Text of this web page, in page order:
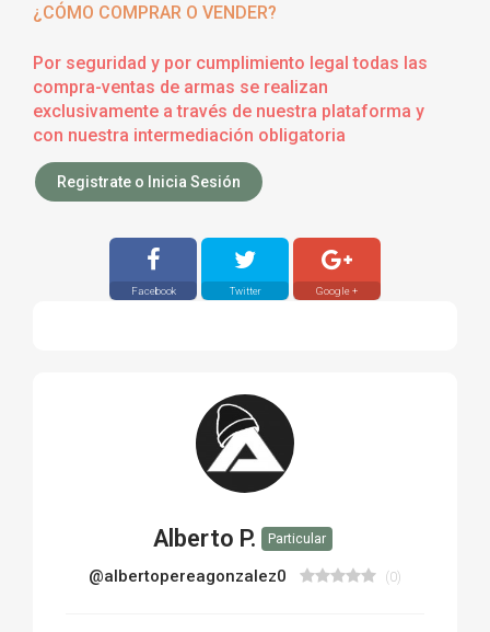
¿CÓMO COMPRAR O VENDER?
Por seguridad y por cumplimiento legal todas las
compra-ventas de armas se realizan
exclusivamente a través de nuestra plataforma y
con nuestra intermediación obligatoria
Registrate o Inicia Sesión
Facebook Twitter Google +
Alberto P. Particular
@albertopereagonzalez0 (0)